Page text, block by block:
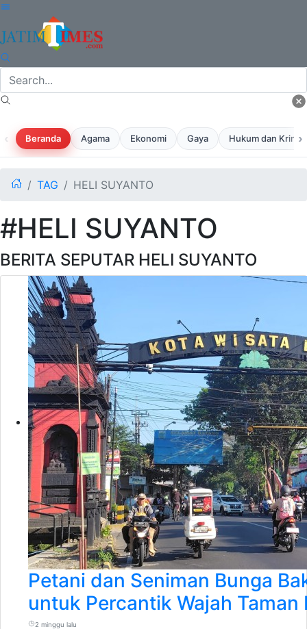
‹ Beranda Agama Ekonomi Gaya Hukum dan ›
TAG HELI SUYANTO
#HELI SUYANTO
BERITA SEPUTAR HELI SUYANTO
Petani dan Seniman Bunga
untuk Percantik Wajah Taman
2 minggu lalu